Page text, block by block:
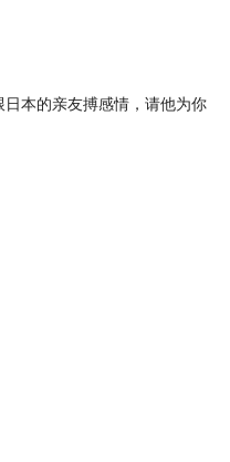
本的亲友搏感情，请他为你